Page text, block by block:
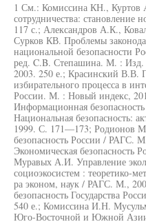
1 См.: Комиссина КН., Куртов
сотрудничества:
117 с.; Александров А.К.,
Сурков КВ. Проблемы
национальной безопасности
ред. C.B. Степашина. М. :
2003. 250 е.; Красинский В.В.
избирательного процесса в
России. М. : Новый индекс,
Информационная
Национальная
1999. С. 171—173; Родионов
безопасность России / РАГС.
Экономическая безопасность
Муравых А.И. Управление
социоэкосистем : теоретико-
ра эконом, наук / РАГС. М.,
безопасность Государства
540 е.; Комиссина И.Н.
Юго-Восточной и Южной